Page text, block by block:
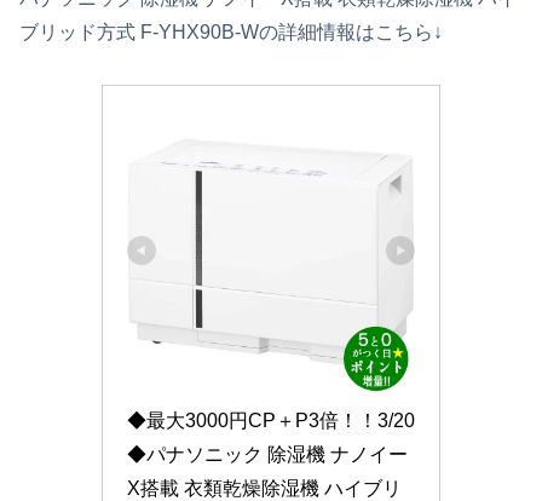
ブリッド方式 F-YHX90B-Wの詳細情報はこちら↓
◆最大3000円CP＋P3倍！！3/20
◆パナソニック 除湿機 ナノイー
X搭載 衣類乾燥除湿機 ハイブリ